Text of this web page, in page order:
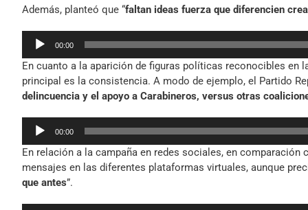
Además, planteó que “faltan ideas fuerza que diferencien
Reproductor
audio
00:00
En cuanto a la aparición de figuras políticas reconocibles en
principal es la consistencia. A modo de ejemplo, el Partido
delincuencia y el apoyo a Carabineros, versus otras
Reproductor
audio
00:00
En relación a la campaña en redes sociales, en
mensajes en las diferentes plataformas virtuales, aunque
que antes”.